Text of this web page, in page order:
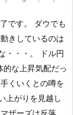
です。 ダウでも
きしているのは
・・・。 ドル円
的な上昇気配だっ
くいくとの噂を
上がりを見越し
ザーズは反落。